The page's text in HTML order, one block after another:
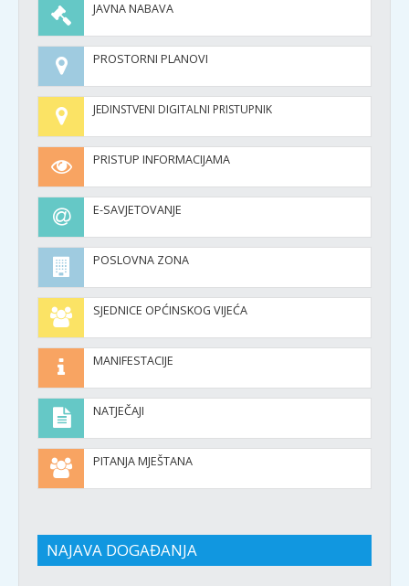
JAVNA NABAVA
PROSTORNI PLANOVI
JEDINSTVENI DIGITALNI PRISTUPNIK
PRISTUP INFORMACIJAMA
E-SAVJETOVANJE
POSLOVNA ZONA
SJEDNICE OPĆINSKOG VIJEĆA
MANIFESTACIJE
NATJEČAJI
PITANJA MJEŠTANA
NAJAVA DOGAĐANJA